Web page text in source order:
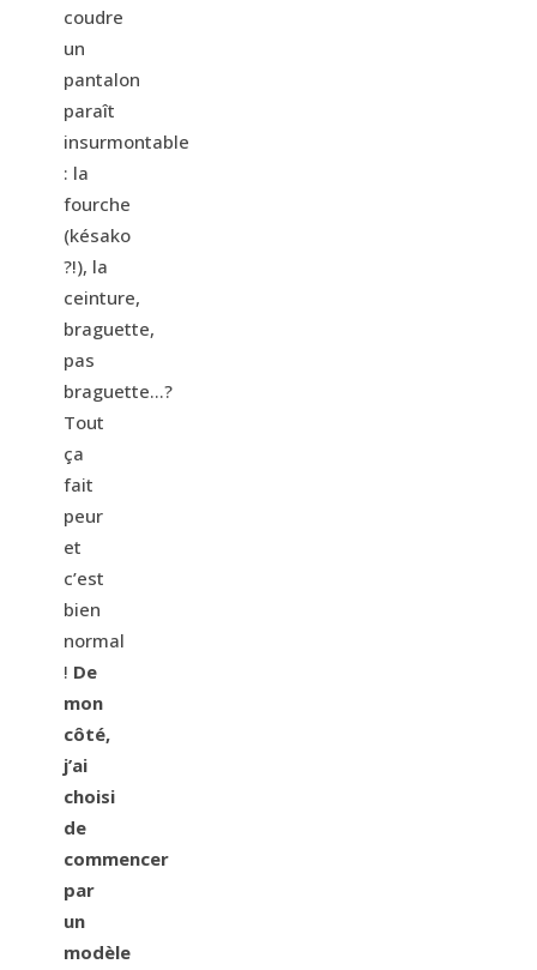
coudre
un
pantalon
paraît
insurmontable
: la
fourche
(késako
?!), la
ceinture,
braguette,
pas
braguette…?
Tout
ça
fait
peur
et
c’est
bien
normal
! De
mon
côté,
j’ai
choisi
de
commencer
par
un
modèle